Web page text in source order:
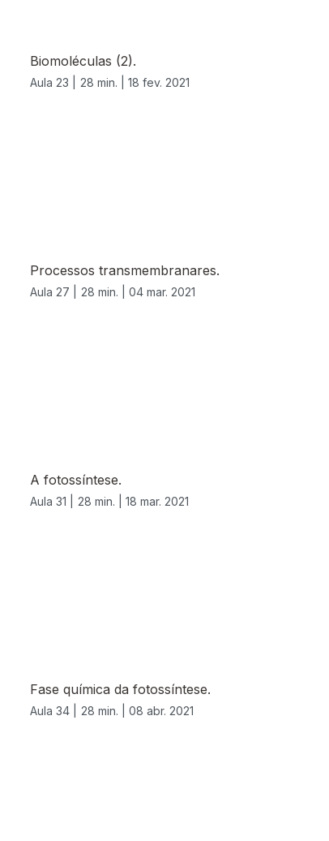
Biomoléculas (2).
Aula 23 | 28 min. | 18 fev. 2021
Processos transmembranares.
Aula 27 | 28 min. | 04 mar. 2021
A fotossíntese.
Aula 31 | 28 min. | 18 mar. 2021
Fase química da fotossíntese.
Aula 34 | 28 min. | 08 abr. 2021